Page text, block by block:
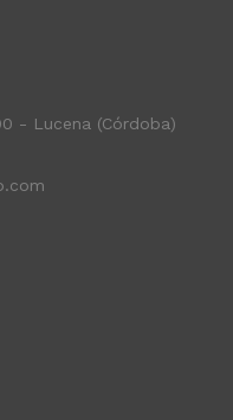
- Lucena (Córdoba)